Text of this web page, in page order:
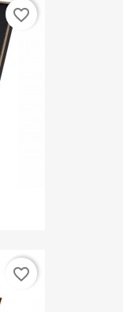
favorite_border
favorite_border